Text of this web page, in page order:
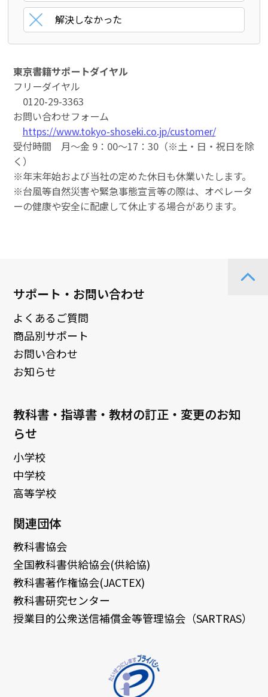
解決しなかった
東京書籍サポートダイヤル
フリーダイヤル
0120-29-3363
お問い合わせフォーム
https://www.tokyo-shoseki.co.jp/customer/
受付時間 月～金 9：00～17：30（※土・日・祝日を除
く）
※年末年始および当社の定めた休日も休業いたします。
※台風等自然災害や緊急事態宣言等の際は、オペレータ
ーの健康や安全に配慮して休止する場合があります。
サポート・お問い合わせ
よくあるご質問
商品別サポート
お問い合わせ
お知らせ
教科書・指導書・教材の訂正・変更のお知
らせ
小学校
中学校
高等学校
関連団体
教科書協会
全国教科書供給協会(供給協)
教科書著作権協会(JACTEX)
教科書研究センター
授業目的公衆送信補償金等管理協会（SARTRAS）